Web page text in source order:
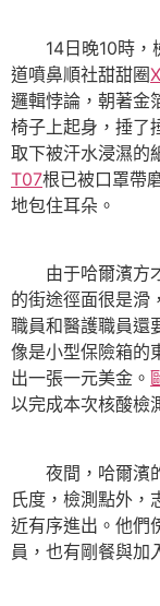
14日晚10時，
道噴鼻順社甜甜圈
邏輯悖論，朝著金
椅子上起身，捶了
取下被汗水浸濕的
T07根已被口罩帶
地包住耳朵。
由于哈爾濱方
的街途徑面很是滑
職員和醫護職員還
像是小型保險箱的
出一張一元美金。
以完成本次核酸檢
夜間，哈爾濱
氏度，檢測點外，
近有序進出。他們
員，也有剛餐與加